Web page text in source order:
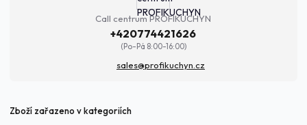
Call centrum PROFIKUCHYN
+420774421626
(Po-Pá 8:00-16:00)
sales@profikuchyn.cz
Zboží zařazeno v kategoriích